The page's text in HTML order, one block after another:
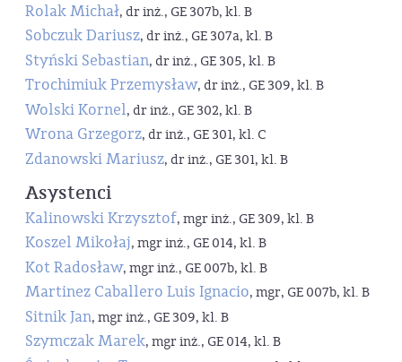
Rolak Michał, dr inż., GE 307b, kl. B
Sobczuk Dariusz, dr inż., GE 307a, kl. B
Styński Sebastian, dr inż., GE 305, kl. B
Trochimiuk Przemysław, dr inż., GE 309, kl. B
Wolski Kornel, dr inż., GE 302, kl. B
Wrona Grzegorz, dr inż., GE 301, kl. C
Zdanowski Mariusz, dr inż., GE 301, kl. B
Asystenci
Kalinowski Krzysztof, mgr inż., GE 309, kl. B
Koszel Mikołaj, mgr inż., GE 014, kl. B
Kot Radosław, mgr inż., GE 007b, kl. B
Martinez Caballero Luis Ignacio, mgr, GE 007b, kl. B
Sitnik Jan, mgr inż., GE 309, kl. B
Szymczak Marek, mgr inż., GE 014, kl. B